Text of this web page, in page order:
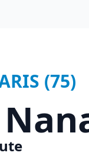
(75)